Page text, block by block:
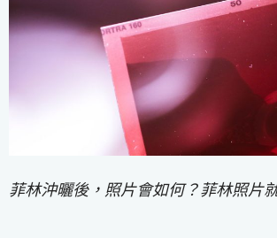
菲林沖曬後，照片會如何？菲林照片